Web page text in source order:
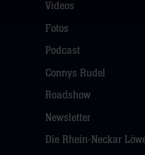
Videos
Fotos
Podcast
Connys Rudel
Roadshow
Newsletter
Die Rhein-Neckar